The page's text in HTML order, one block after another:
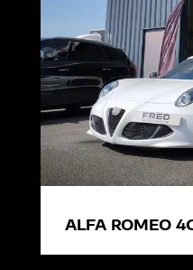
ALFA ROMEO